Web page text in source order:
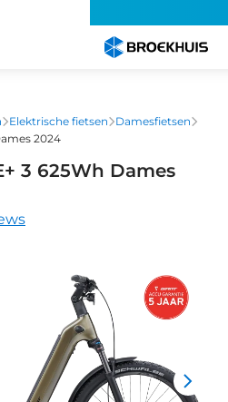
Elektrische fietsen
Damesfietsen
2024
3 625Wh Dames